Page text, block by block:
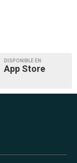
DISPONIBLE EN
App Store